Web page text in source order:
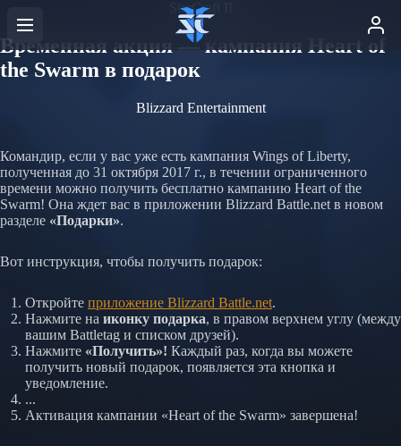
StarCraft II
Временная акция — кампания Heart of
the Swarm в подарок
Blizzard Entertainment
Командир, если у вас уже есть кампания Wings of Liberty,
полученная до 31 октября 2017 г., в течении ограниченного
времени можно получить бесплатно кампанию Heart of the
Swarm! Она ждет вас в приложении Blizzard Battle.net в новом
разделе «Подарки».
Вот инструкция, чтобы получить подарок:
Откройте приложение Blizzard Battle.net.
Нажмите на иконку подарка, в правом верхнем углу (между
вашим Battletag и списком друзей).
Нажмите «Получить»! Каждый раз, когда вы можете
получить новый подарок, появляется эта кнопка и
уведомление.
...
Активация кампании «Heart of the Swarm» завершена!